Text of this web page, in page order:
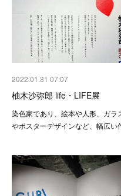
2022.01.31 07:07
柚木沙弥郎 life・LIFE展
染色家であり、絵本や人形、ガラ
やポスターデザインなど、幅広